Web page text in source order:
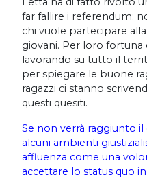
far fallire i referendum:
chi vuole partecipare
giovani. Per loro fortuna
lavorando su tutto il
per spiegare le buone
ragazzi ci stanno
questi quesiti.
Se non verrà raggiunto il
alcuni ambienti
affluenza come una
accettare lo status quo